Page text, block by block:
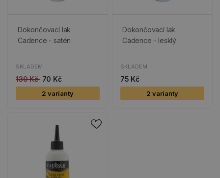
Dokončovací lak
Cadence - satén
SKLADEM
139 Kč 70 Kč
2 varianty
Dokončovací lak
Cadence - lesklý
SKLADEM
75 Kč
2 varianty